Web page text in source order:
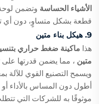
الأشياء الحساسة وتضمن
قطعة بشكل متساوٍ، دون أي
9. هيكل بناء متين
هذا ماكينة ضغط حراري
متين ، مما يضمن قدرتها
ويسمح التصنيع القوي للآلة
أطول دون المساس بالأداء أو
موثوقًا به للشركات التي